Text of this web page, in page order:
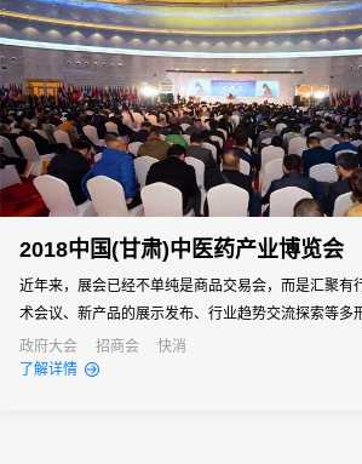
2018中国(甘肃)中医药产业博览会
近年来，展会已经不单纯是商品交易会，而是汇聚有
术会议、新产品的展示发布、行业趋势交流探索等多
合性展览业态。
政府大会 招商会
快消
了解详情